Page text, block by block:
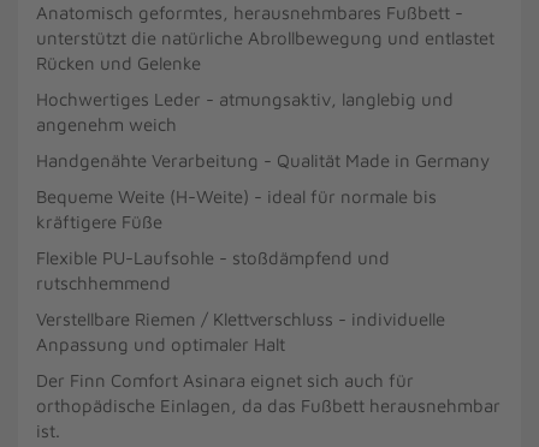
Anatomisch geformtes, herausnehmbares Fußbett -
unterstützt die natürliche Abrollbewegung und entlastet
Rücken und Gelenke
Hochwertiges Leder - atmungsaktiv, langlebig und
angenehm weich
Handgenähte Verarbeitung - Qualität Made in Germany
Bequeme Weite (H-Weite) - ideal für normale bis
kräftigere Füße
Flexible PU-Laufsohle - stoßdämpfend und
rutschhemmend
Verstellbare Riemen / Klettverschluss - individuelle
Anpassung und optimaler Halt
Der Finn Comfort Asinara eignet sich auch für
orthopädische Einlagen, da das Fußbett herausnehmbar
ist.